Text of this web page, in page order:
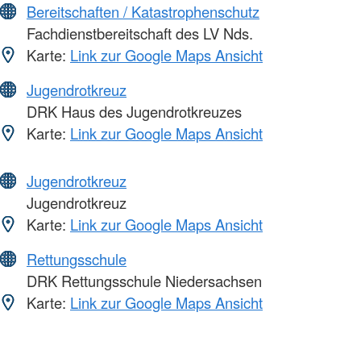
Bereitschaften / Katastrophenschutz
Fachdienstbereitschaft des LV Nds.
Karte: Link zur Google Maps Ansicht
Jugendrotkreuz
DRK Haus des Jugendrotkreuzes
Karte: Link zur Google Maps Ansicht
Jugendrotkreuz
Jugendrotkreuz
Karte: Link zur Google Maps Ansicht
Rettungsschule
DRK Rettungsschule Niedersachsen
Karte: Link zur Google Maps Ansicht